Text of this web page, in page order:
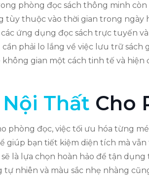
phòng đọc sách thông minh
tùy thuộc vào thời gian trong ngày
ứng dụng đọc sách trực tuyến
phải lo lắng về việc lưu trữ sách
gian một cách tinh tế và hiện
Thất Cho
phòng đọc, việc tối ưu hóa từng
giúp bạn tiết kiệm diện tích mà
là lựa chọn hoàn hảo để tận dụng
tự nhiên và màu sắc nhẹ nhàng